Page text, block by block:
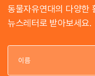
동물자유연대의 다양한
뉴스레터로 받아보세요.